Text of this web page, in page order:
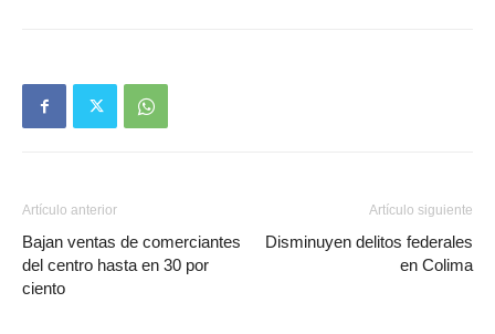
Artículo anterior
Bajan ventas de comerciantes
del centro hasta en 30 por
ciento
Artículo siguiente
Disminuyen delitos federales
en Colima